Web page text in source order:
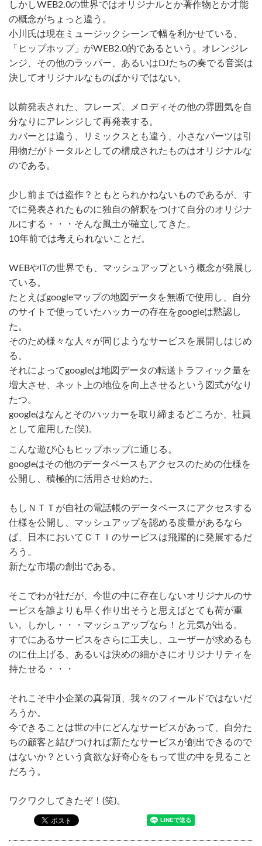
しかしWEB2.0の世界ではオリジナルとか著作物とか才能
の概念がちょっと違う。
小川氏は現在ミュージックシーンで幅を利かせている、
「ヒップホップ」がWEB2.0的であるという。オレンジレ
ンジ、その他のラッパー、あるいはDJたちの奏でる音楽は
決してオリジナルなものばかりではない。
以前発表された、フレーズ、メロディその他の雰囲気を自
分なりにアレンジして再発表する。
カバーとは違う、リミックスとも違う、小さなパーツは引
用物だがトータルとしての構成されたものはオリジナルな
のである。
少し前までは盗作？ともとられかねないものであるが、す
でに発表されたものに独自の解釈をつけて自分のオリジナ
ルにする・・・そんな風土が確立してきた。
10年前では考えられないことだ。
WEBやITの世界でも、マッシュアップという概念が発展し
ている。
たとえばgoogleマップの地図データを無断で使用し、自分
のサイトで使っていたハッカーの存在をgoogleは黙認し
た。
そのため様々な人々が同じようなサービスを展開しはじめ
る。
それによってgoogleは地図データの転送トラフィック量を
増大させ、ネット上の地位を向上させるという図式がなり
たつ。
googleはなんとそのハッカーを取り締まるどころか、社員
として雇用した(笑)。
こんな遊び心もヒップホップに通じる。
googleはその他のデータベースもアクセスのための仕様を
公開し、積極的に活用させ始めた。
もしＮＴＴが自社の電話帳のデータベースにアクセスする
仕様を公開し、マッシュアップを認める度量があるなら
ば、日本においてＣＴＩのサービスは飛躍的に発展するだ
ろう。
新たな市場の創出である。
そこでわが社だが、今世の中に存在しないオリジナルのサ
ービスを誰よりも早く作り出そうと思えばとても荷が重
い。しかし・・・マッシュアップなら！と元気が出る。
すでにあるサービスをさらに工夫し、ユーザーが求めるも
のに仕上げる、あるいは決めの細かさにオリジナリティを
持たせる・・・
それこそ中小企業の真骨頂、我々のフィールドではないだ
ろうか。
今できることは世の中にどんなサービスがあって、自分た
ちの顧客と結びつければ新たなサービスが創出できるので
はないか？という貪欲な好奇心をもって世の中を見ること
だろう。
ワクワクしてきたぞ！(笑)。